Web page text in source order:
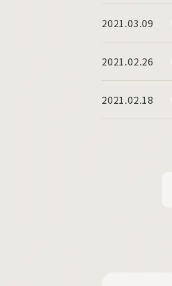
2021.03.09
2021.02.26
2021.02.18